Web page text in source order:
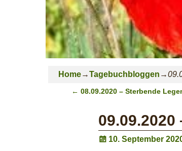
Home→Tagebuchbloggen →
← 08.09.2020 – Sterbende
10. September